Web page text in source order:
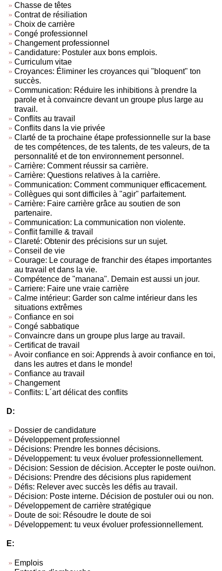
Chasse de têtes
Contrat de résiliation
Choix de carrière
Congé professionnel
Changement professionnel
Candidature: Postuler aux bons emplois.
Curriculum vitae
Croyances: Éliminer les croyances qui "bloquent" ton
succès.
Communication: Réduire les inhibitions à prendre la
parole et à convaincre devant un groupe plus large au
travail.
Conflits au travail
Conflits dans la vie privée
Clarté de ta prochaine étape professionnelle sur la base
de tes compétences, de tes talents, de tes valeurs, de ta
personnalité et de ton environnement personnel.
Carrière: Comment réussir sa carrière.
Carrière: Questions relatives à la carrière.
Communication: Comment communiquer efficacement.
Collègues qui sont difficiles à "agir" parfaitement.
Carrière: Faire carrière grâce au soutien de son
partenaire.
Communication: La communication non violente.
Conflit famille & travail
Clareté: Obtenir des précisions sur un sujet.
Conseil de vie
Courage: Le courage de franchir des étapes importantes
au travail et dans la vie.
Compétence de "manana". Demain est aussi un jour.
Carriere: Faire une vraie carrière
Calme intérieur: Garder son calme intérieur dans les
situations extrêmes
Confiance en soi
Congé sabbatique
Convaincre dans un groupe plus large au travail.
Certificat de travail
Avoir confiance en soi: Apprends à avoir confiance en toi,
dans les autres et dans le monde!
Confiance au travail
Changement
Conflits: L´art délicat des conflits
D:
Dossier de candidature
Développement professionnel
Décisions: Prendre les bonnes décisions.
Développement: tu veux évoluer professionnellement.
Décision: Session de décision. Accepter le poste oui/non.
Décisions: Prendre des décisions plus rapidement
Défis: Relever avec succès les défis au travail.
Décision: Poste interne. Décision de postuler oui ou non.
Développement de carrière stratégique
Doute de soi: Résoudre le doute de soi
Développement: tu veux évoluer professionnellement.
E:
Emplois